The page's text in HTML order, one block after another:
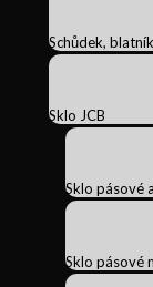
Schůdek,
Sklo JCB
Sklo pásové
Sklo pásové